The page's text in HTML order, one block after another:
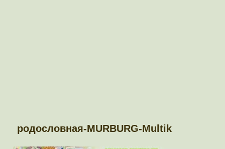
родословная-MURBURG-Multik